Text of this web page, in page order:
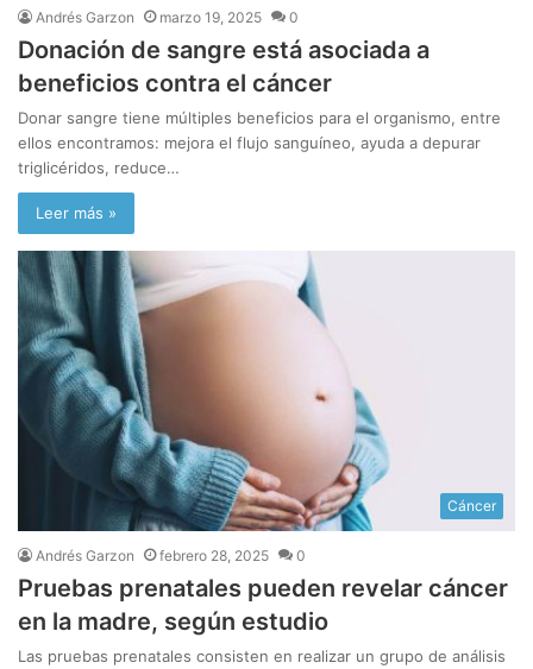
Andrés Garzon marzo 19, 2025 0
Donación de sangre está asociada a
beneficios contra el cáncer
Donar sangre tiene múltiples beneficios para el organismo, entre
ellos encontramos: mejora el flujo sanguíneo, ayuda a depurar
triglicéridos, reduce…
Leer más »
Cáncer
Andrés Garzon febrero 28, 2025 0
Pruebas prenatales pueden revelar cáncer
en la madre, según estudio
Las pruebas prenatales consisten en realizar un grupo de análisis